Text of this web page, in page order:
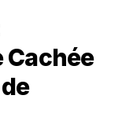
Cachée